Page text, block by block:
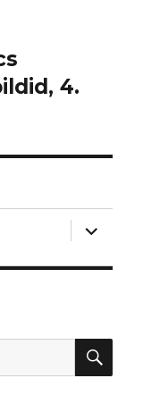
4.
laienda